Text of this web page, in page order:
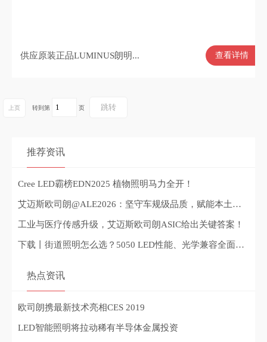
供应原装正品LUMINUS朗明... 查看详情
上页 转到第 页
推荐资讯
Cree LED霸榜EDN2025 植物照明马力全开！
艾迈斯欧司朗@ALE2026：坚守车规级品质，赋能本土智能出行
工业与医疗传感升级，艾迈斯欧司朗ASIC给出关键答案！
下载丨街道照明怎么选？5050 LED性能、光学兼容全面升级
热点资讯
欧司朗携最新技术亮相CES 2019
LED智能照明将拉动稀有半导体金属投资